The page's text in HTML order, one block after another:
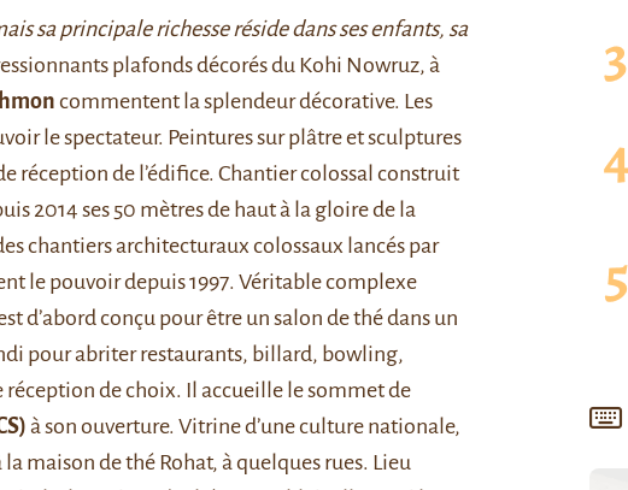
sa principale richesse réside dans ses enfants, sa
plafonds décorés du Kohi Nowruz, à
commentent la splendeur décorative. Les
le spectateur. Peintures sur plâtre et sculptures
réception de l’édifice. Chantier colossal construit
2014 ses 50 mètres de haut à la gloire de la
chantiers architecturaux colossaux lancés par
le pouvoir depuis 1997. Véritable complexe
d’abord conçu pour être un salon de thé dans un
pour abriter restaurants, billard, bowling,
de choix. Il accueille le sommet de
à son ouverture. Vitrine d’une culture nationale,
la maison de thé Rohat, à quelques rues. Lieu